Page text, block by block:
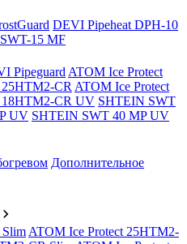
DEVI Pipeheat DPH-10
15 MF
Pipeguard ATOM Ice Protect
CR ATOM Ice Protect
18HTM2-CR UV SHTEIN SWT
UV SHTEIN SWT 40 MP UV
Дополнительное
ATOM Ice Protect 25HTM2-